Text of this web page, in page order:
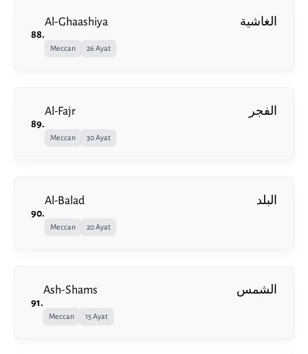
88.
Al-Ghaashiya الغاشية
Meccan 26 Ayat
89.
Al-Fajr الفجر
Meccan 30 Ayat
90.
Al-Balad البلد
Meccan 20 Ayat
91.
Ash-Shams الشمس
Meccan 15 Ayat